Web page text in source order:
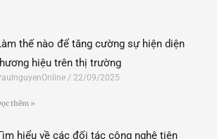
thế nào để tăng cường sự hiện diện
hiệu trên thị trường
22/09/2025
thêm »
hiểu về các đối tác công nghệ tiên